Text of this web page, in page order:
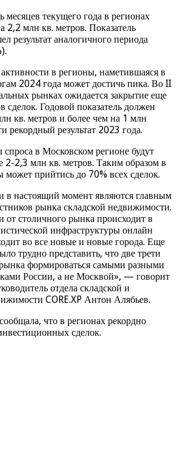
месяцев текущего года в регионах
2,2 млн кв. метров. Показатель
результат аналогичного периода
в регионы, наметившаяся в
2024 года может достичь пика. Во II
рынках ожидается закрытие еще
сделок. Годовой показатель должен
кв. метров и более чем на 1 млн
рекордный результат 2023 года.
в Московском регионе будут
2-2,3 млн кв. метров. Таким образом в
может прийтись до 70% всех сделок.
в настоящий момент являются главным
рынка складской недвижимости.
от столичного рынка происходит в
инфраструктуры онлайн
во все новые и новые города. Еще
трудно представить, что две трети
формироваться самыми разными
России, а не Москвой», — говорит
отдела складской и
CORE.XP Антон Алябьев.
что в регионах рекордно
сделок.